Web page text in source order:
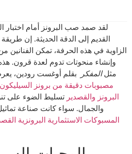
لقد صمد صب البرونز أمام
القديم إلى الدقة الحديثة. إن
الزاوية في هذه الحرفة، تمكن الفنانين
وإنشاء منحوتات تدوم لعدة قرون.
مثلالمفكر
بقلم أوغست رودين، يعرض
مصبوبات دقيقة من برونز السيليكون
البرونز والقصدير تسليط الضوء على
والجمال. سواء كانت صناعة
المسبوكات الاستثمارية البرونزية